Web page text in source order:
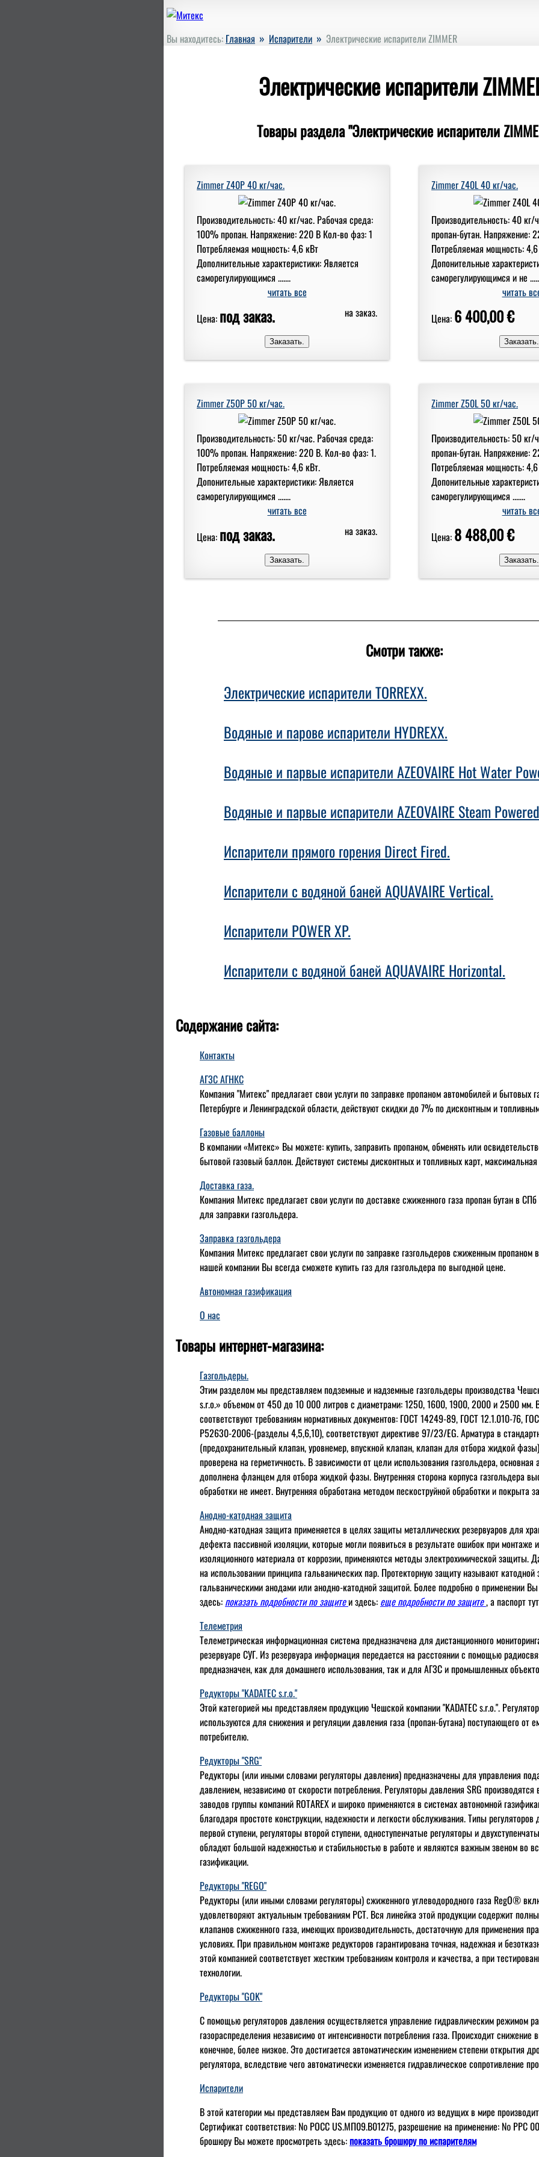
Вы находитесь: Главная » Испарители » Электрические испарители ZIMMER
Электрические испарители
Товары раздела "Электрические испарители
Zimmer Z40P 40 кг/час.
Производительность: 40 кг/час. Рабочая среда:
100% пропан. Напряжение: 220 В Кол-во фаз: 1
Потребляемая мощность: 4,6 кВт
Дополнительные характеристики: Является
саморегулирующимся .......
читать все
Цена: под заказ. на заказ.
Zimmer Z40L 40 кг/час.
Производительность: 40 кг/
пропан-бутан. Напряжение:
Потребляемая мощность:
Допонительные
саморегулирующимся и не
читать
Цена: 6 400,00 €
Zimmer Z50P 50 кг/час.
Производительность: 50 кг/час. Рабочая среда:
100% пропан. Напряжение: 220 В. Кол-во фаз: 1.
Потребляемая мощность: 4,6 кВт.
Допонительные характеристики: Является
саморегулирующимся .......
читать все
Цена: под заказ. на заказ.
Zimmer Z50L 50 кг/час.
Производительность: 50 кг/
пропан-бутан. Напряжение:
Потребляемая мощность:
Допонительные
саморегулирующимся .......
читать
Цена: 8 488,00 €
Смотри также:
Электрические испарители TORREXX.
Водяные и парове испарители HYDREXX.
Водяные и парвые испарители AZEOVAIRE Hot Water
Водяные и парвые испарители AZEOVAIRE Steam
Испарители прямого горения Direct Fired.
Испарители с водяной баней AQUAVAIRE Vertical.
Испарители POWER XP.
Испарители с водяной баней AQUAVAIRE Horizontal.
Содержание сайта:
Контакты
АГЗС АГНКС
Компания "Митекс" предлагает свои услуги по заправке пропаном автомобилей и бытовых
Петербурге и Ленинградской области, действуют скидки до 7% по дисконтным и
Газовые баллоны
В компании «Митекс» Вы можете: купить, заправить пропаном, обменять или
бытовой газовый баллон. Действуют системы дисконтных и топливных карт,
Доставка газа.
Компания Митекс предлагает свои услуги по доставке сжиженного газа пропан бутан в
для заправки газгольдера.
Заправка газгольдера
Компания Митекс предлагает свои услуги по заправке газгольдеров сжиженным
нашей компании Вы всегда сможете купить газ для газгольдера по выгодной цене.
Автономная газификация
О нас
Товары интернет-магазина:
Газгольдеры.
Этим разделом мы представляем подземные и надземные газгольдеры производства
s.r.o.» объемом от 450 до 10 000 литров с диаметрами: 1250, 1600, 1900, 2000 и 2500 мм.
соответствуют требованиям нормативных документов: ГОСТ 14249-89, ГОСТ 12.1.010-76,
Р52630-2006-(разделы 4,5,6,10), соответствуют директиве 97/23/EG. Арматура в
(предохранительный клапан, уровнемер, впускной клапан, клапан для отбора жидкой
проверена на герметичность. В зависимости от цели использования газгольдера,
дополнена фланцем для отбора жидкой фазы. Внутренняя сторона корпуса газгольдера
обработки не имеет. Внутренняя обработана методом пескоструйной обработки и покрыта
Анодно-катодная защита
Анодно-катодная защита применяется в целях защиты металлических резервуаров для
дефекта пассивной изоляции, которые могли появиться в результате ошибок при монтаже
изоляционного материала от коррозии, применяются методы электрохимической защиты.
на использовании принципа гальванических пар. Протекторную защиту называют катодной
гальваническими анодами или анодно-катодной защитой. Более подробно о применении
здесь: показать подробности по защитеи здесь: еще подробности по защите, а паспорт
Телеметрия
Телеметрическая информационная система предназначена для дистанционного
резервуаре СУГ. Из резервуара информация передается на расстоянии с помощью
предназначен, как для домашнего использования, так и для АГЗС и промышленных
Редукторы "KADATEC s.r.o."
Этой категорией мы представляем продукцию Чешской компании "KADATEC s.r.o.".
используются для снижения и регуляции давления газа (пропан-бутана) поступающего от
потребителю.
Редукторы "SRG"
Редукторы (или иными словами регуляторы давления) предназначены для управления
давлением, независимо от скорости потребления. Регуляторы давления SRG
заводов группы компаний ROTAREX и широко применяются в системах автономной
благодаря простоте конструкции, надежности и легкости обслуживания. Типы регуляторов
первой ступени, регуляторы второй ступени, одноступенчатые регуляторы и
обладют большой надежностью и стабильностью в работе и являются важным звеном во
газификации.
Редукторы "REGO"
Редукторы (или иными словами регуляторы) сжиженного углеводородного газа RegO®
удовлетворяют актуальным требованиям РСТ. Вся линейка этой продукции содержит
клапанов сжиженного газа, имеющих производительность, достаточную для применения
условиях. При правильном монтаже редукторов гарантирована точная, надежная и
этой компанией соответствует жестким требованиям контроля и качества, а при
технологии.
Редукторы "GOK"
С помощью регуляторов давления осуществляется управление гидравлическим режимом
газораспределения независимо от интенсивности потребления газа. Происходит снижение
конечное, более низкое. Это достигается автоматическим изменением степени открытия
регулятора, вследствие чего автоматически изменяется гидравлическое сопротивление
Испарители
В этой категории мы представляем Вам продукцию от одного из ведущих в мире
Сертификат соответствия: № РОСС US.МП09.В01275, разрешение на применение: № РРС
брошюру Вы можете просмотреть здесь:показать брошюру по испарителям